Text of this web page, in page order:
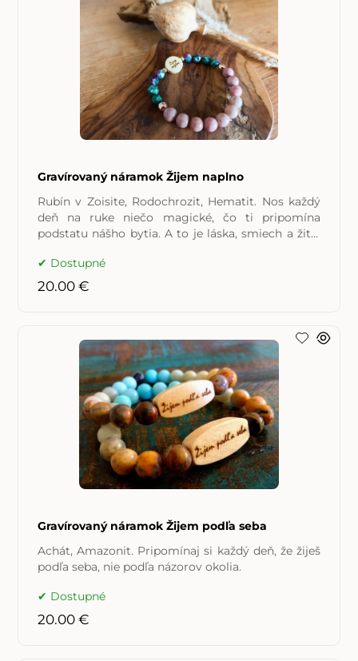
Gravírovaný náramok Žijem naplno
Rubín v Zoisite, Rodochrozit, Hematit. Nos každý
deň na ruke niečo magické, čo ti pripomína
podstatu nášho bytia. A to je láska, smiech a žitie
Dostupné
20.00 €
Gravírovaný náramok Žijem podľa seba
Achát, Amazonit. Pripomínaj si každý deň, že žiješ
podľa seba, nie podľa názorov okolia.
Dostupné
20.00 €